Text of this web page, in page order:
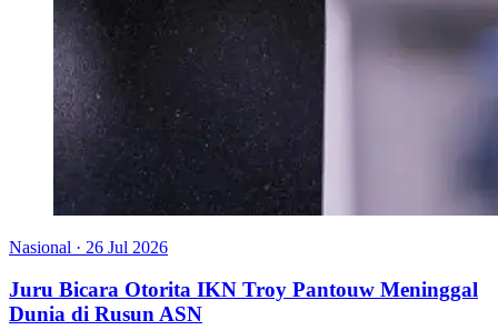
Nasional · 26 Jul 2026
Juru Bicara Otorita IKN Troy Pantouw Meninggal
Dunia di Rusun ASN